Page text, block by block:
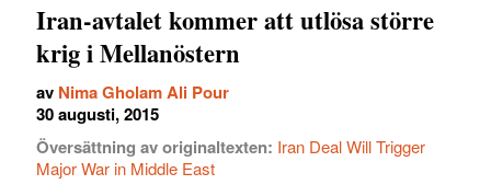
Iran-avtalet kommer att utlösa större
krig i Mellanöstern
av Nima Gholam Ali Pour
30 augusti, 2015
Översättning av originaltexten: Iran Deal Will Trigger
Major War in Middle East